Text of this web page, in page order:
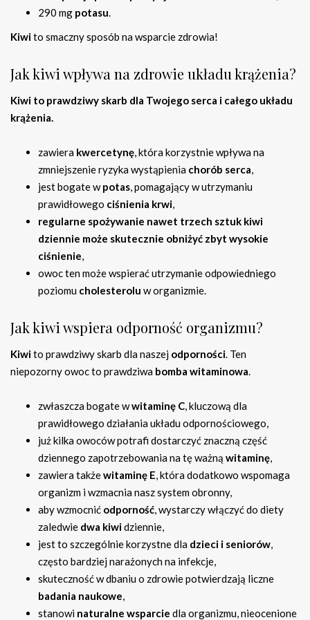
290 mg potasu.
Kiwito smaczny sposób na wsparcie zdrowia!
Jak kiwi wpływa na zdrowie układu krążenia?
Kiwi to prawdziwy skarb dla Twojego serca i całego układu
krążenia.
zawiera kwercetynę, która korzystnie wpływa na
zmniejszenie ryzyka wystąpienia chorób serca,
jest bogate wpotas, pomagający w utrzymaniu
prawidłowego ciśnienia krwi,
regularne spożywanie nawet trzech sztuk kiwi
dziennie może skutecznie obniżyć zbyt wysokie
ciśnienie,
owoc ten może wspierać utrzymanie odpowiedniego
poziomu cholesterolu w organizmie.
Jak kiwi wspiera odporność organizmu?
Kiwito prawdziwy skarb dla naszej odporności. Ten
niepozorny owoc to prawdziwa bomba witaminowa.
zwłaszcza bogate wwitaminę C, kluczową dla
prawidłowego działania układu odpornościowego,
już kilka owoców potrafi dostarczyć znaczną część
dziennego zapotrzebowania na tę ważną witaminę,
zawiera takżewitaminę E, która dodatkowo wspomaga
organizm i wzmacnia nasz system obronny,
aby wzmocnić odporność, wystarczy włączyć do diety
zaledwie dwa kiwidziennie,
jest to szczególnie korzystne dla dzieci i seniorów,
często bardziej narażonych na infekcje,
skuteczność w dbaniu o zdrowie potwierdzają liczne
badania naukowe,
stanowi naturalne wsparcie dla organizmu, nieocenione